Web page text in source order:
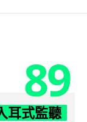
89
耳式監聽